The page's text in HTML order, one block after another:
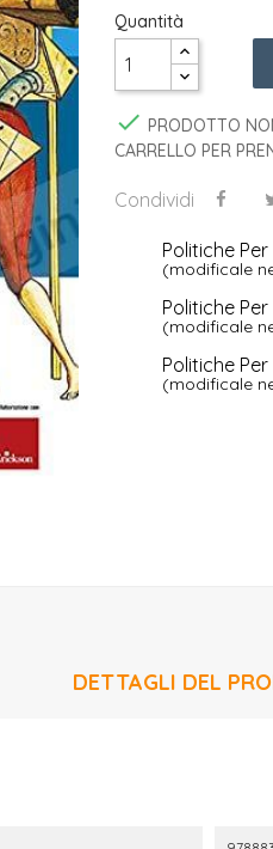
Quantità
 PRODOTTO
CARRELLO PER
Condividi
Politiche
(modificale
Politiche
(modificale
Politiche Per
(modificale
DETTAGLI DEL